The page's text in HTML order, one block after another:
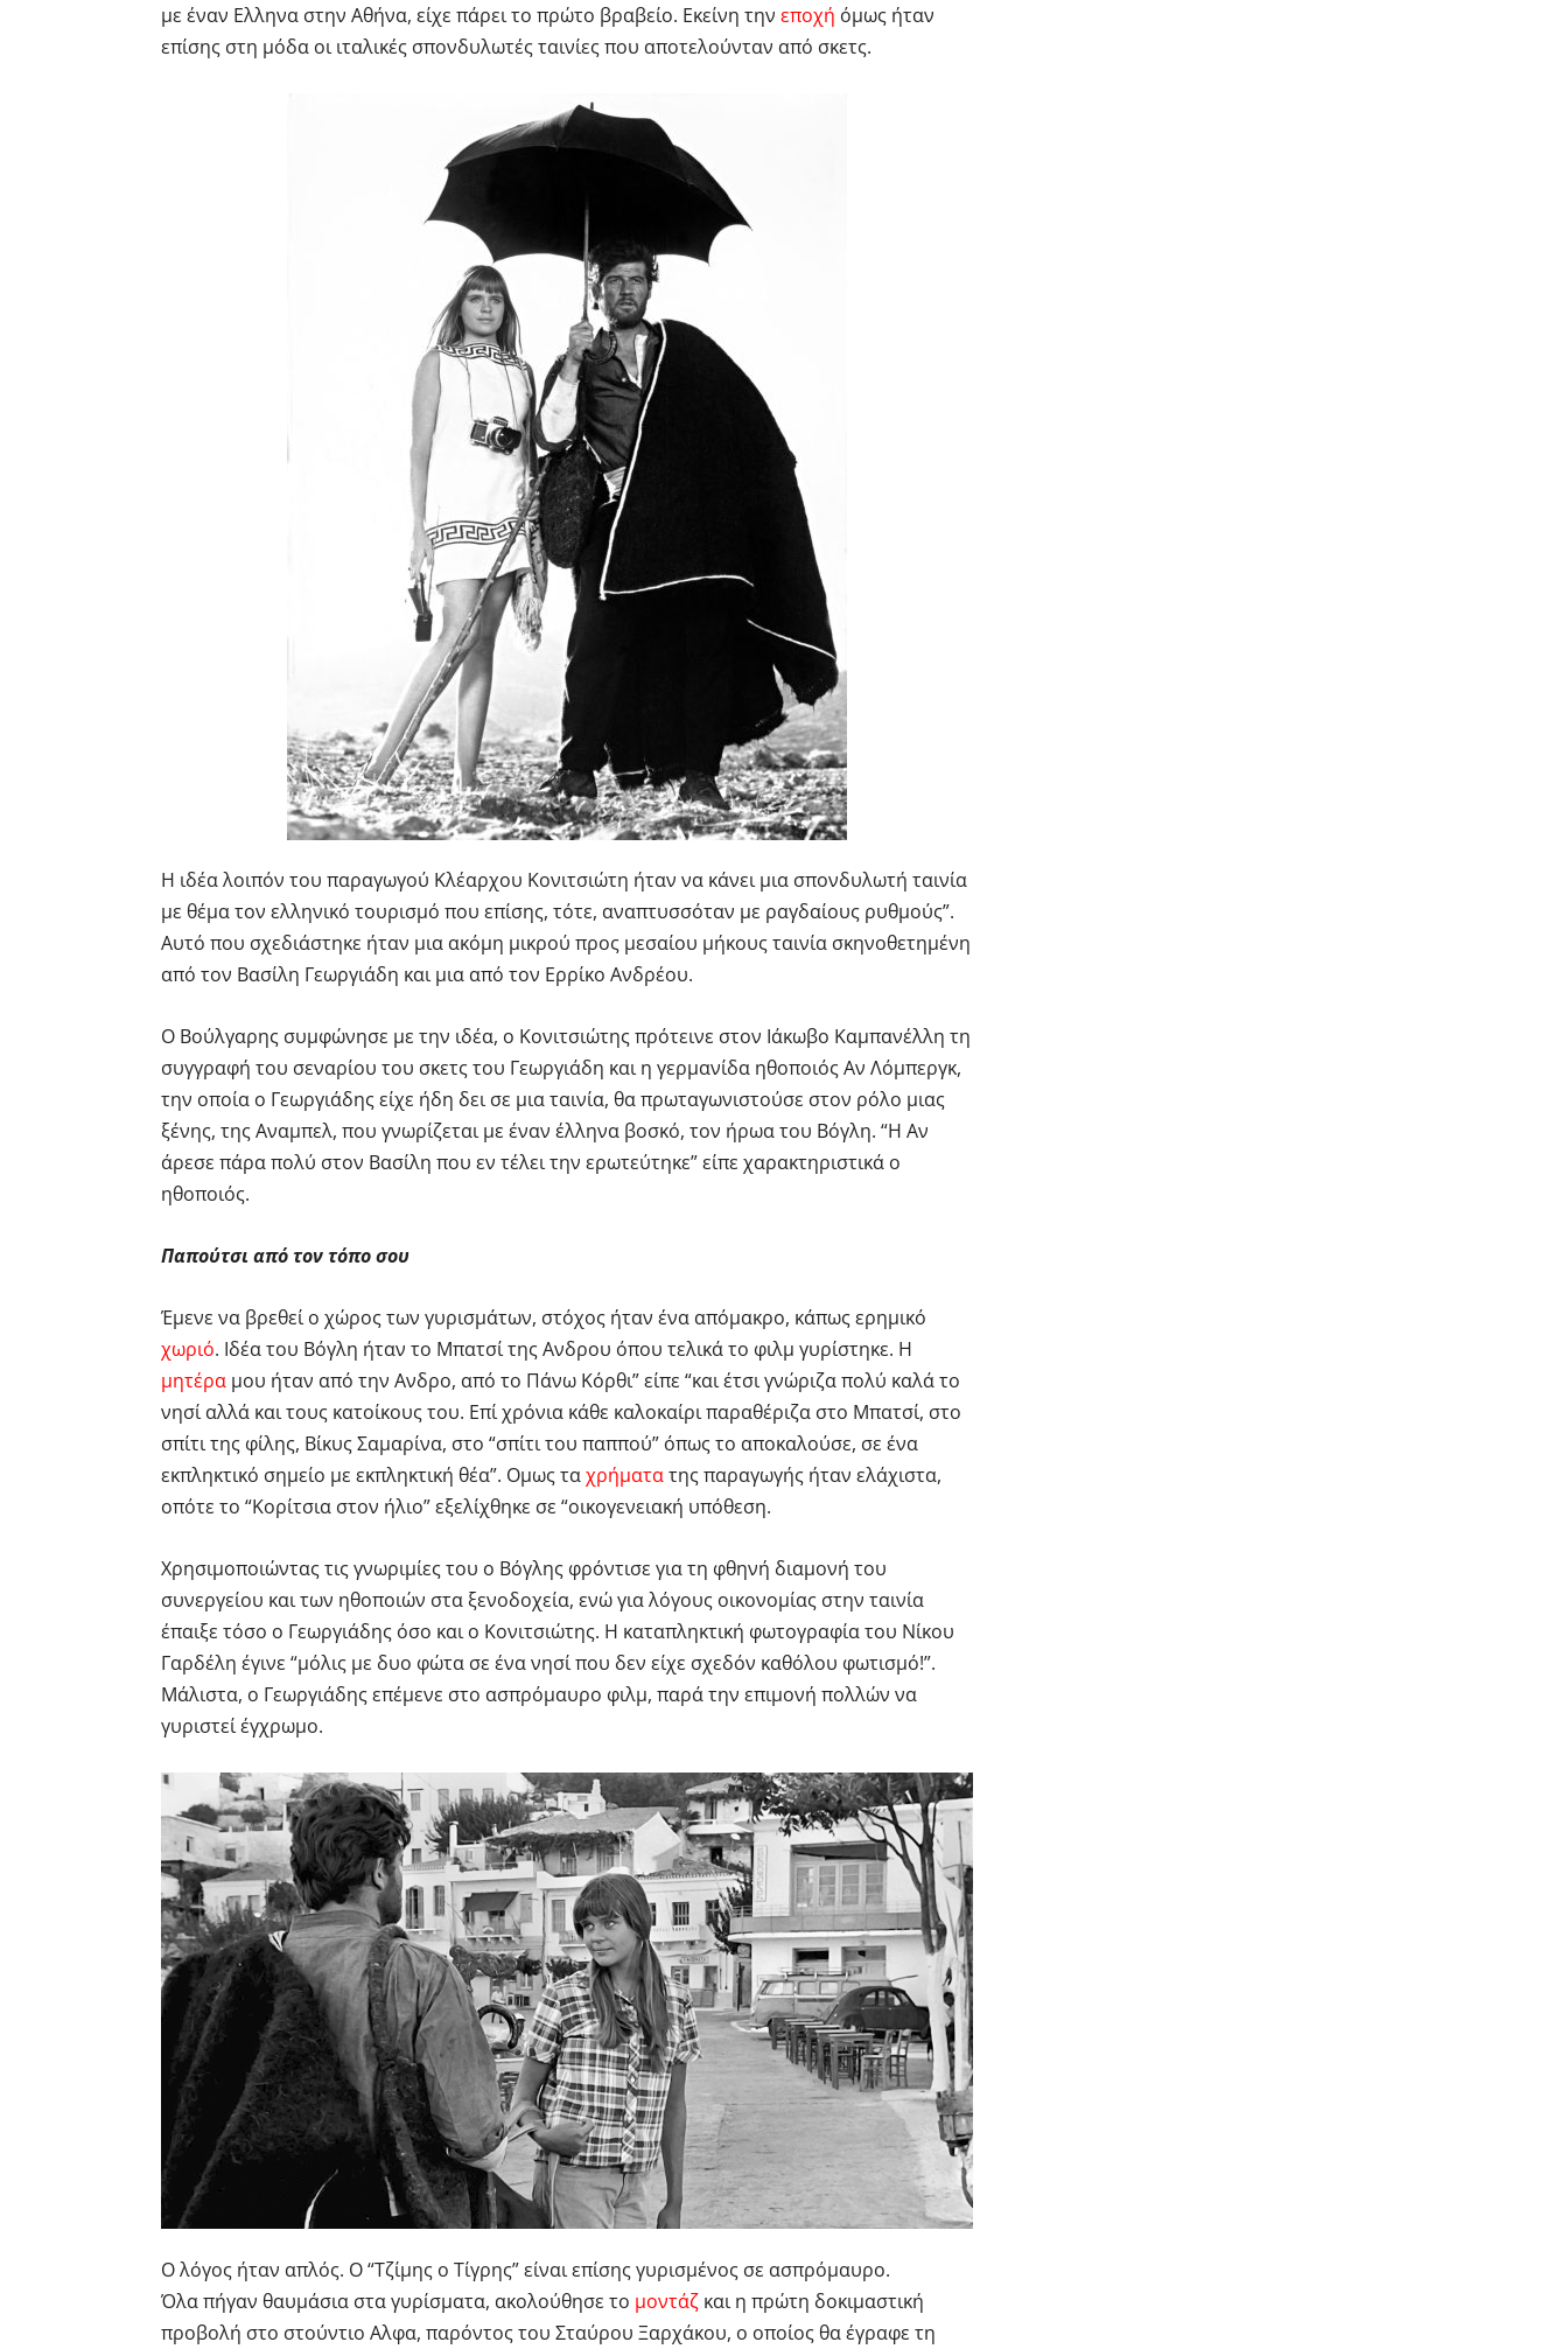
με έναν Ελληνα στην Αθήνα, είχε πάρει το πρώτο βραβείο. Εκείνη την εποχή όμως ήταν
επίσης στη μόδα οι ιταλικές σπονδυλωτές ταινίες που αποτελούνταν από σκετς.
Η ιδέα λοιπόν του παραγωγού Κλέαρχου Κονιτσιώτη ήταν να κάνει μια σπονδυλωτή ταινία
με θέμα τον ελληνικό τουρισμό που επίσης, τότε, αναπτυσσόταν με ραγδαίους ρυθμούς”.
Αυτό που σχεδιάστηκε ήταν μια ακόμη μικρού προς μεσαίου μήκους ταινία σκηνοθετημένη
από τον Βασίλη Γεωργιάδη και μια από τον Ερρίκο Ανδρέου.
Ο Βούλγαρης συμφώνησε με την ιδέα, ο Κονιτσιώτης πρότεινε στον Ιάκωβο Καμπανέλλη τη
συγγραφή του σεναρίου του σκετς του Γεωργιάδη και η γερμανίδα ηθοποιός Αν Λόμπεργκ,
την οποία ο Γεωργιάδης είχε ήδη δει σε μια ταινία, θα πρωταγωνιστούσε στον ρόλο μιας
ξένης, της Αναμπελ, που γνωρίζεται με έναν έλληνα βοσκό, τον ήρωα του Βόγλη. “Η Αν
άρεσε πάρα πολύ στον Βασίλη που εν τέλει την ερωτεύτηκε” είπε χαρακτηριστικά ο
ηθοποιός.
Παπούτσι από τον τόπο σου
Έμενε να βρεθεί ο χώρος των γυρισμάτων, στόχος ήταν ένα απόμακρο, κάπως ερημικό
χωριό. Ιδέα του Βόγλη ήταν το Μπατσί της Ανδρου όπου τελικά το φιλμ γυρίστηκε. Η
μητέρα μου ήταν από την Ανδρο, από το Πάνω Κόρθι” είπε “και έτσι γνώριζα πολύ καλά το
νησί αλλά και τους κατοίκους του. Επί χρόνια κάθε καλοκαίρι παραθέριζα στο Μπατσί, στο
σπίτι της φίλης, Βίκυς Σαμαρίνα, στο “σπίτι του παππού” όπως το αποκαλούσε, σε ένα
εκπληκτικό σημείο με εκπληκτική θέα”. Ομως ταχρήματατης παραγωγής ήταν ελάχιστα,
οπότε το “Κορίτσια στον ήλιο” εξελίχθηκε σε “οικογενειακή υπόθεση.
Χρησιμοποιώντας τις γνωριμίες του ο Βόγλης φρόντισε για τη φθηνή διαμονή του
συνεργείου και των ηθοποιών στα ξενοδοχεία, ενώ για λόγους οικονομίας στην ταινία
έπαιξε τόσο ο Γεωργιάδης όσο και ο Κονιτσιώτης. Η καταπληκτική φωτογραφία του Νίκου
Γαρδέλη έγινε “μόλις με δυο φώτα σε ένα νησί που δεν είχε σχεδόν καθόλου φωτισμό!”.
Μάλιστα, ο Γεωργιάδης επέμενε στο ασπρόμαυρο φιλμ, παρά την επιμονή πολλών να
γυριστεί έγχρωμο.
Ο λόγος ήταν απλός. Ο “Τζίμης ο Τίγρης” είναι επίσης γυρισμένος σε ασπρόμαυρο.
Όλα πήγαν θαυμάσια στα γυρίσματα, ακολούθησε το μοντάζ και η πρώτη δοκιμαστική
προβολή στο στούντιο Αλφα, παρόντος του Σταύρου Ξαρχάκου, ο οποίος θα έγραφε τη